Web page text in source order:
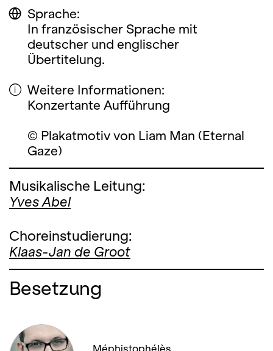
Sprache:
In französischer Sprache mit
deutscher und englischer
Übertitelung.
Weitere Informationen:
Konzertante Aufführung
© Plakatmotiv von Liam Man (Eternal
Gaze)
Musikalische Leitung:
Yves Abel
Choreinstudierung:
Klaas-Jan de Groot
Besetzung